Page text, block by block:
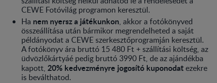
CEWE Fotóvilág programon keresztül.
Ha nem nyersz a játékunkon, akkor a fotókönyved
összeállítása után bármikor megrendelheted a saját
példányodat a CEWE szerkesztőprogramján keresztül.
A fotókönyv ára bruttó 15 480 Ft + szállítási költség, az
üdvözlőkártyáé pedig bruttó 3990 Ft, de az ajándékba
kapott, 20% kedvezményre jogosító kuponodatezekre
is beválthatod.